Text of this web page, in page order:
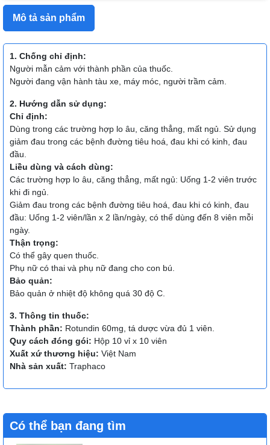
Mô tả sản phẩm
1. Chống chỉ định:
Người mẫn cảm với thành phần của thuốc.
Người đang vận hành tàu xe, máy móc, người trầm cảm.
2. Hướng dẫn sử dụng:
Chỉ định:
Dùng trong các trường hợp lo âu, căng thẳng, mất ngủ. Sử dụng
giảm đau trong các bệnh đường tiêu hoá, đau khi có kinh, đau
đầu.
Liều dùng và cách dùng:
Các trường hợp lo âu, căng thẳng, mất ngủ: Uống 1-2 viên trước
khi đi ngủ.
Giảm đau trong các bệnh đường tiêu hoá, đau khi có kinh, đau
đầu: Uống 1-2 viên/lần x 2 lần/ngày, có thể dùng đến 8 viên mỗi
ngày.
Thận trọng:
Có thể gây quen thuốc.
Phụ nữ có thai và phụ nữ đang cho con bú.
Bảo quản:
Bảo quản ở nhiệt độ không quá 30 độ C.
3. Thông tin thuốc:
Thành phần: Rotundin 60mg, tá dược vừa đủ 1 viên.
Quy cách đóng gói: Hộp 10 vỉ x 10 viên
Xuất xứ thương hiệu: Việt Nam
Nhà sản xuất: Traphaco
Có thể bạn đang tìm